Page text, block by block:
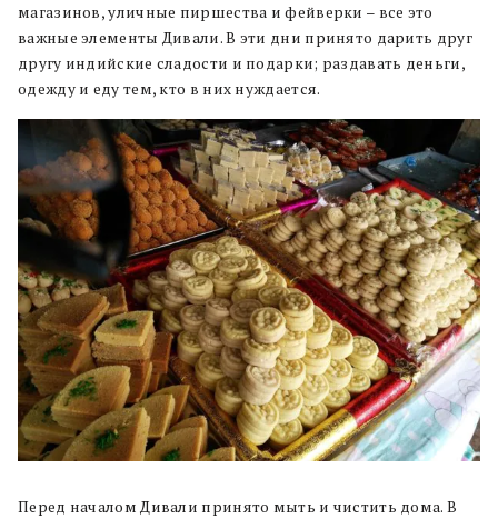
магазинов, уличные пиршества и фейверки – все это
важные элементы Дивали. В эти дни принято дарить друг
другу индийские сладости и подарки; раздавать деньги,
одежду и еду тем, кто в них нуждается.
Перед началом Дивали принято мыть и чистить дома. В